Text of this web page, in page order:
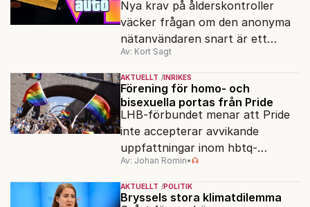
Nya krav på ålderskontroller
väcker frågan om den anonyma
nätanvändaren snart är ett
minne blott.
Av: Kort Sagt
AKTUELLT INRIKES
Förening för homo- och
bisexuella portas från Pride
LHB-förbundet menar att Pride
inte accepterar avvikande
uppfattningar inom hbtq-
rörelsen. "Vi har inga problem
med transpersoner", säger
ordföranden Linn Saarinen.
Av: Johan Romin•
AKTUELLT POLITIK
Bryssels stora klimatdilemma